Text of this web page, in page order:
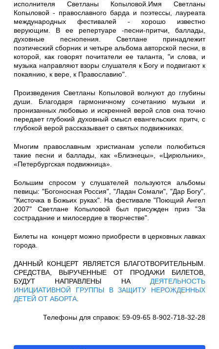
исполнителя Светланы Копыловой.Имя Светланы
Копыловой - православного барда и поэтессы, лауреата
международных фестивалей - хорошо известно
верующим. В ее репертуаре -песни-притчи, баллады,
духовные песнопения. Светлане принадлежит
поэтический сборник и четыре альбома авторской песни, в
которой, как говорят почитатели ее таланта, "и слова, и
музыка направляют взоры слушателя к Богу и подвигают к
покаянию, к вере, к Православию".
Произведения Светланы Копыловой волнуют до глубины
души. Благодаря гармоничному сочетанию музыки и
пронизанных любовью и искренней верой слов она точно
передает глубокий духовный смысл евангельских притч, с
глубокой верой рассказывает о святых подвижниках.
Многим православным христианам успели полюбиться
такие песни и баллады, как «Близнецы», «Цирюльник»,
«Петербургская подвижница».
Большим спросом у слушателей пользуются альбомы
певицы: "Богоносная Россия", "Ладан Сомали", "Дар Богу",
"Кисточка в Божьих руках". На фестивале "Поющий Ангел
2007" Светлане Копыловой был присужден приз "За
сострадание и милосердие в творчестве".
Билеты на концерт можно приобрести в церковных лавках
города.
ДАННЫЙ КОНЦЕРТ ЯВЛЯЕТСЯ БЛАГОТВОРИТЕЛЬНЫМ.
СРЕДСТВА, ВЫРУЧЕННЫЕ ОТ ПРОДАЖИ БИЛЕТОВ,
БУДУТ НАПРАВЛЕНЫ НА ДЕЯТЕЛЬНОСТЬ
ИНИЦИАТИВНОЙ ГРУППЫ В ЗАЩИТУ НЕРОЖДЕННЫХ
ДЕТЕЙ ОТ АБОРТА
Телефоны для справок: 59-09-65 8-902-718-32-28